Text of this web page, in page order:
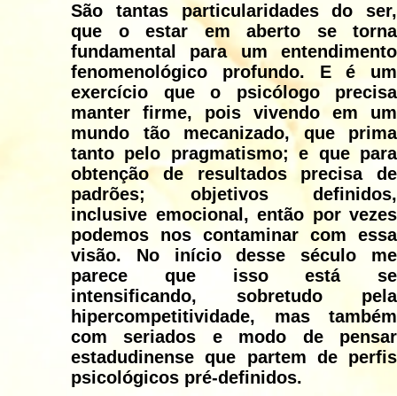
São tantas particularidades do ser,
que o estar em aberto se torna
fundamental para um entendimento
fenomenológico profundo. E é um
exercício que o psicólogo precisa
manter firme, pois vivendo em um
mundo tão mecanizado, que prima
tanto pelo pragmatismo; e que para
obtenção de resultados precisa de
padrões; objetivos definidos,
inclusive emocional, então por vezes
podemos nos contaminar com essa
visão. No início desse século me
parece que isso está se
intensificando, sobretudo pela
hipercompetitividade, mas também
com seriados e modo de pensar
estadudinense que partem de perfis
psicológicos pré-definidos.